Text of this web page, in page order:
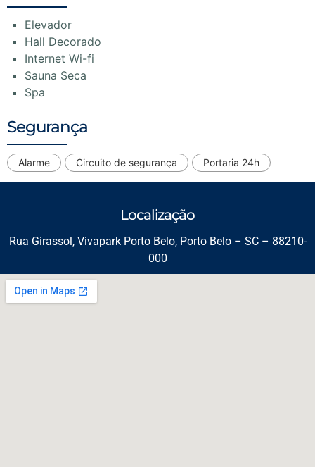
Elevador
Hall Decorado
Internet Wi-fi
Sauna Seca
Spa
Segurança
Alarme Circuito de segurança Portaria 24h
Localização
Rua Girassol, Vivapark Porto Belo, Porto Belo – SC – 88210-
000